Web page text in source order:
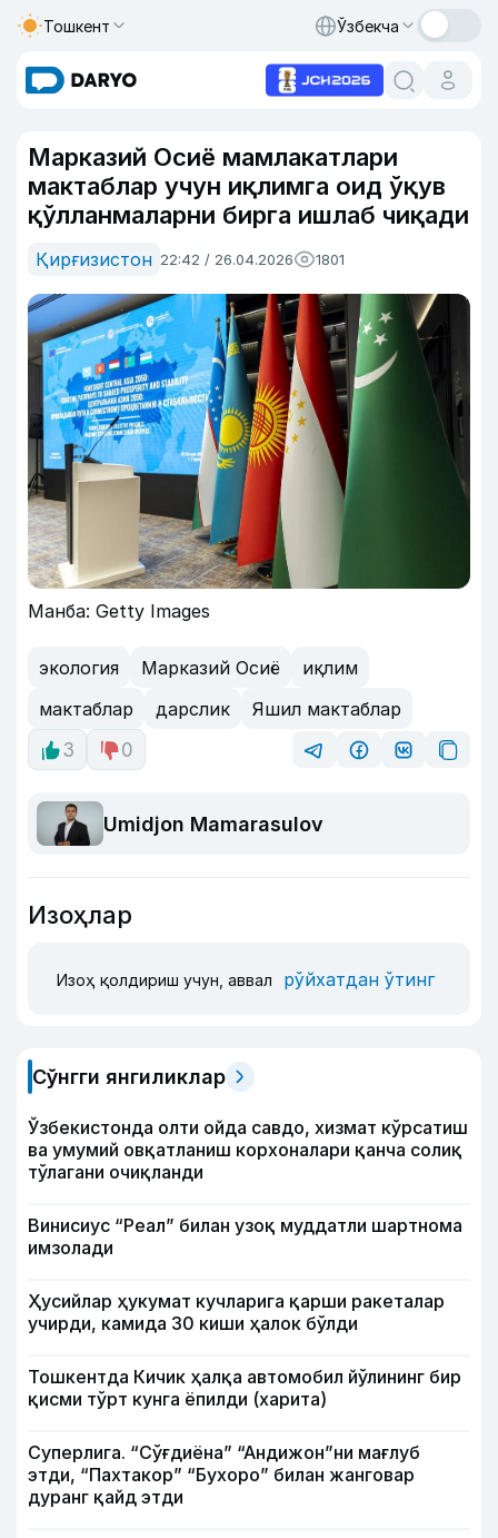
Тошкент Ўзбекча
Марказий Осиё мамлакатлари
мактаблар учун иқлимга оид ўқув
қўлланмаларни бирга ишлаб чиқади
Қирғизистон 22:42 / 26.04.2026 1801
Манба: Getty Images
экология Марказий Осиё
иқлим
мактаблар
дарслик
Яшил мактаблар
3
0
Umidjon Mamarasulov
Изоҳлар
Изоҳ қолдириш учун, аввал рўйхатдан ўтинг
Сўнгги янгиликлар
Ўзбекистонда олти ойда савдо, хизмат кўрсатиш
ва умумий овқатланиш корхоналари қанча солиқ
тўлагани очиқланди
Винисиус “Реал” билан узоқ муддатли шартнома
имзолади
Ҳусийлар ҳукумат кучларига қарши ракеталар
учирди, камида 30 киши ҳалок бўлди
Тошкентда Кичик ҳалқа автомобил йўлининг бир
қисми тўрт кунга ёпилди (харита)
Суперлига. “Сўғдиёна” “Андижон”ни мағлуб
этди, “Пахтакор” “Бухоро” билан жанговар
дуранг қайд этди